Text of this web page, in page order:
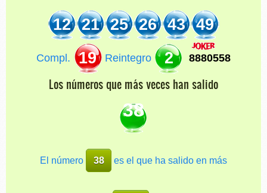
12 21 25 26 43 49
Compl. 19 Reintegro 2 8880558
Los números que más veces han salido
38
El número 38 es el que ha salido en más